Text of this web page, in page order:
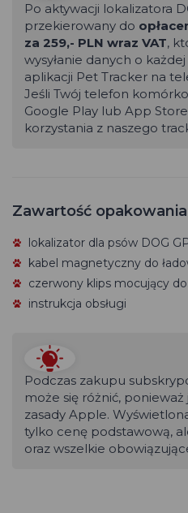
Po aktywacji lokalizatora
przekierowany do
za 259,- PLN wraz VAT,
wysyłanie danych o
aplikacji Pet Tracker na
Jeśli Twój telefon
Google Play lub App
korzystania z naszego
Zawartość opakowania
lokalizator dla psów DOG
kabel magnetyczny do
czerwony klips mocujący
instrukcja obsługi
Podczas zakupu
może się różnić,
zasady Apple.
tylko cenę podstawową,
oraz wszelkie